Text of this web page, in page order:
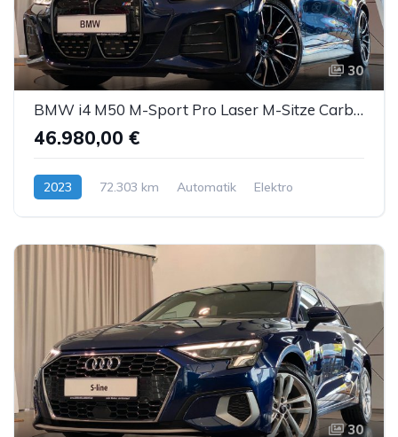
30
BMW i4 M50 M-Sport Pro Laser M-Sitze Carbon H&K ACC
46.980,00 €
2023 72.303 km Automatik Elektro
30